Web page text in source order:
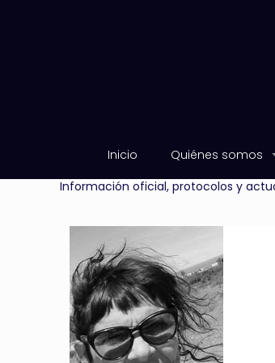
Inicio Quiénes somos
Información oficial, protocolos y